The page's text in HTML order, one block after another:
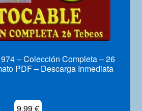
– Colección Completa – 26
PDF – Descarga Inmediata
9,99€